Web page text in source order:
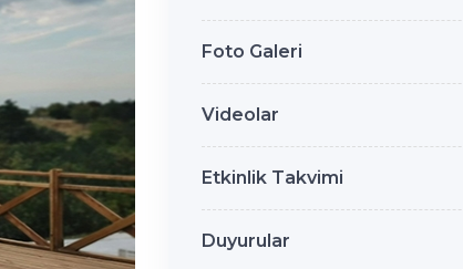
Foto Galeri
Videolar
Etkinlik Takvimi
Duyurular